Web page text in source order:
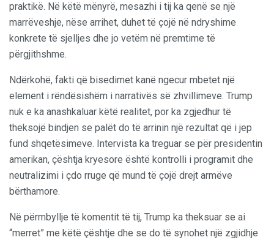
praktikë. Në këtë mënyrë, mesazhi i tij ka qenë se një
marrëveshje, nëse arrihet, duhet të çojë në ndryshime
konkrete të sjelljes dhe jo vetëm në premtime të
përgjithshme.
Ndërkohë, fakti që bisedimet kanë ngecur mbetet një
element i rëndësishëm i narrativës së zhvillimeve. Trump
nuk e ka anashkaluar këtë realitet, por ka zgjedhur të
theksojë bindjen se palët do të arrinin një rezultat që i jep
fund shqetësimeve. Intervista ka treguar se për presidentin
amerikan, çështja kryesore është kontrolli i programit dhe
neutralizimi i çdo rruge që mund të çojë drejt armëve
bërthamore.
Në përmbyllje të komentit të tij, Trump ka theksuar se ai
“merret” me këtë çështje dhe se do të synohet një zgjidhje